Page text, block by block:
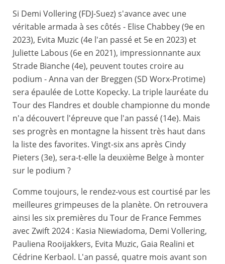
Si Demi Vollering (FDJ-Suez) s'avance avec une
véritable armada à ses côtés - Elise Chabbey (9e en
2023), Evita Muzic (4e l'an passé et 5e en 2023) et
Juliette Labous (6e en 2021), impressionnante aux
Strade Bianche (4e), peuvent toutes croire au
podium - Anna van der Breggen (SD Worx-Protime)
sera épaulée de Lotte Kopecky. La triple lauréate du
Tour des Flandres et double championne du monde
n'a découvert l'épreuve que l'an passé (14e). Mais
ses progrès en montagne la hissent très haut dans
la liste des favorites. Vingt-six ans après Cindy
Pieters (3e), sera-t-elle la deuxième Belge à monter
sur le podium ?
Comme toujours, le rendez-vous est courtisé par les
meilleures grimpeuses de la planète. On retrouvera
ainsi les six premières du Tour de France Femmes
avec Zwift 2024 : Kasia Niewiadoma, Demi Vollering,
Pauliena Rooijakkers, Evita Muzic, Gaia Realini et
Cédrine Kerbaol. L'an passé, quatre mois avant son